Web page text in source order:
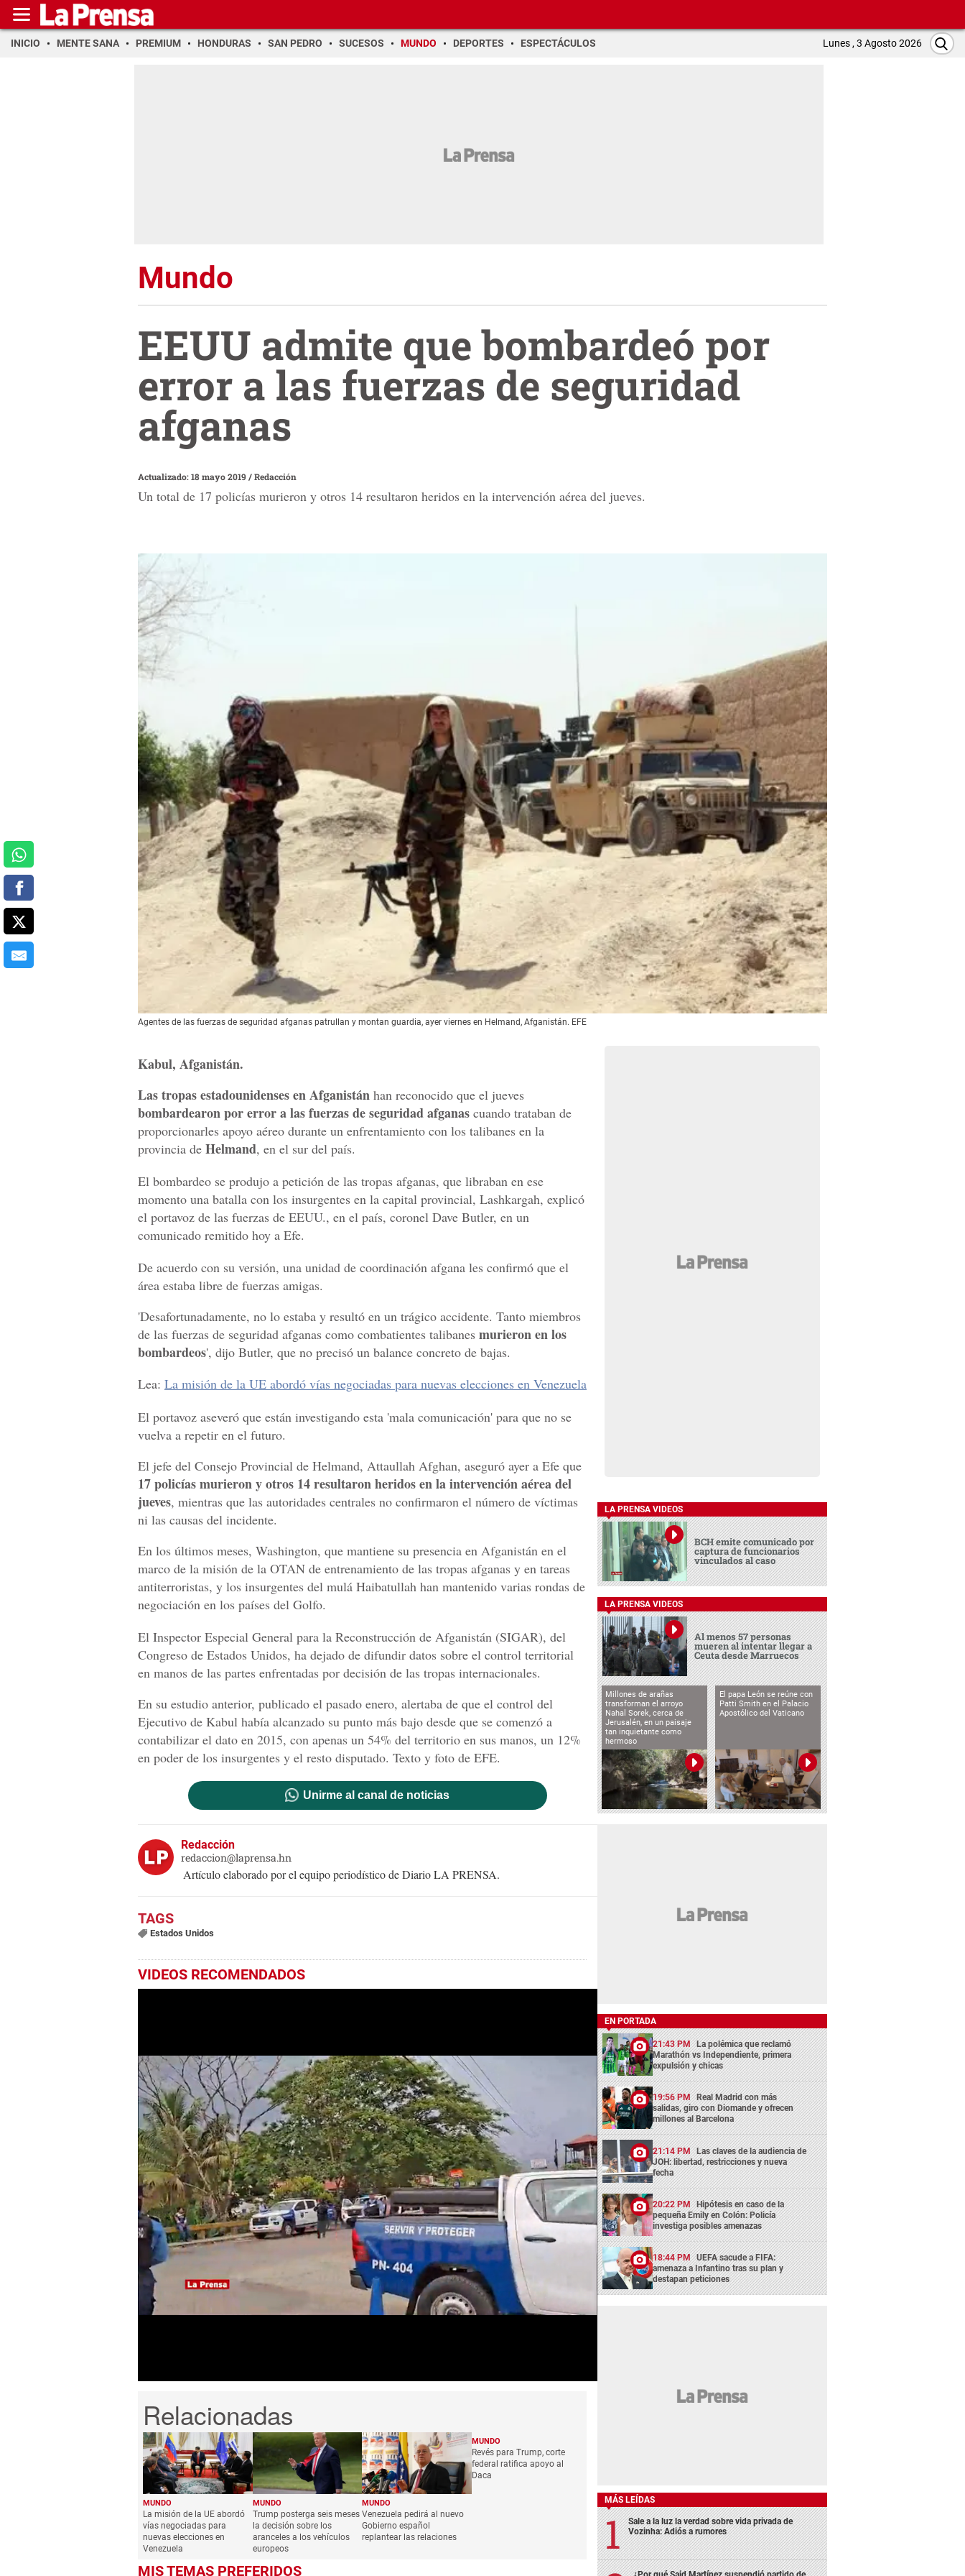
INICIO MENTE SANA PREMIUM HONDURAS SAN PEDRO SUCESOS MUNDO DEPORTES ESPECTÁCULOS Lunes , 3 Agosto 2026
Mundo
EEUU admite que bombardeó por
error a las fuerzas de seguridad
afganas
Actualizado: 18 mayo 2019/Redacción
Un total de 17 policías murieron y otros 14 resultaron heridos en la intervención aérea del jueves.
Agentes de las fuerzas de seguridad afganas patrullan y montan guardia, ayer viernes en Helmand, Afganistán. EFE
Kabul, Afganistán.
Las tropas estadounidenses en Afganistán han reconocido que el jueves
bombardearon por error a las fuerzas de seguridad afganas cuando trataban de
proporcionarles apoyo aéreo durante un enfrentamiento con los talibanes en la
provincia de Helmand, en el sur del país.
El bombardeo se produjo a petición de las tropas afganas, que libraban en ese
momento una batalla con los insurgentes en la capital provincial, Lashkargah, explicó
el portavoz de las fuerzas de EEUU., en el país, coronel Dave Butler, en un
comunicado remitido hoy a Efe.
De acuerdo con su versión, una unidad de coordinación afgana les confirmó que el
área estaba libre de fuerzas amigas.
'Desafortunadamente, no lo estaba y resultó en un trágico accidente. Tanto miembros
de las fuerzas de seguridad afganas como combatientes talibanes murieron en los
bombardeos', dijo Butler, que no precisó un balance concreto de bajas.
Lea: La misión de la UE abordó vías negociadas para nuevas elecciones en Venezuela
El portavoz aseveró que están investigando esta 'mala comunicación' para que no se
vuelva a repetir en el futuro.
El jefe del Consejo Provincial de Helmand, Attaullah Afghan, aseguró ayer a Efe que
17 policías murieron y otros 14 resultaron heridos en la intervención aérea del
jueves, mientras que las autoridades centrales no confirmaron el número de víctimas
ni las causas del incidente.
En los últimos meses, Washington, que mantiene su presencia en Afganistán en el
marco de la misión de la OTAN de entrenamiento de las tropas afganas y en tareas
antiterroristas, y los insurgentes del mulá Haibatullah han mantenido varias rondas de
negociación en los países del Golfo.
El Inspector Especial General para la Reconstrucción de Afganistán (SIGAR), del
Congreso de Estados Unidos, ha dejado de difundir datos sobre el control territorial
en manos de las partes enfrentadas por decisión de las tropas internacionales.
En su estudio anterior, publicado el pasado enero, alertaba de que el control del
Ejecutivo de Kabul había alcanzado su punto más bajo desde que se comenzó a
contabilizar el dato en 2015, con apenas un 54% del territorio en sus manos, un 12%
en poder de los insurgentes y el resto disputado. Texto y foto de EFE.
Unirme al canal de noticias
Redacción
redaccion@laprensa.hn
Artículo elaborado por el equipo periodístico de Diario LA PRENSA.
Estados Unidos
VIDEOS RECOMENDADOS
seconds
of
minutes,
MUNDO
La misión de la UE abordó
vías negociadas para
nuevas elecciones en
Venezuela
MUNDO
Trump posterga seis meses
la decisión sobre los
aranceles a los vehículos
europeos
MUNDO
Venezuela pedirá al nuevo
Gobierno español
replantear las relaciones
MUNDO
Revés para Trump, corte
federal ratifica apoyo al
Daca
MIS TEMAS PREFERIDOS
LA PRENSA VIDEOS
BCH emite comunicado por
captura de funcionarios
vinculados al caso
LA PRENSA VIDEOS
Al menos 57 personas
mueren al intentar llegar a
Ceuta desde Marruecos
Millones de arañas
transforman el arroyo
Nahal Sorek, cerca de
Jerusalén, en un paisaje
tan inquietante como
hermoso
El papa León se reúne con
Patti Smith en el Palacio
Apostólico del Vaticano
EN PORTADA
21:43 PM La polémica que reclamó
Marathón vs Independiente, primera
expulsión y chicas
19:56 PM Real Madrid con más
salidas, giro con Diomande y ofrecen
millones al Barcelona
21:14 PM Las claves de la audiencia de
JOH: libertad, restricciones y nueva
fecha
20:22 PM Hipótesis en caso de la
pequeña Emily en Colón: Policía
investiga posibles amenazas
18:44 PM UEFA sacude a FIFA:
amenaza a Infantino tras su plan y
destapan peticiones
MÁS LEÍDAS
Sale a la luz la verdad sobre vida privada de
Vozinha: Adiós a rumores